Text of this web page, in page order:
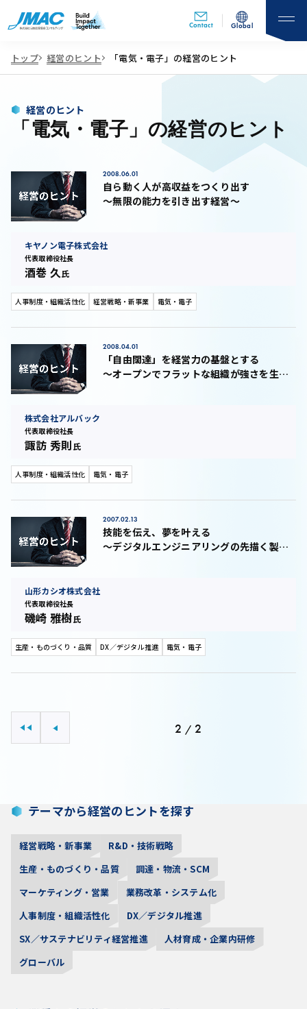
Contact Global
トップ 経営のヒント 「電気・電子」の経営のヒント
経営のヒント
「電気・電子」の経営のヒント
自ら動く人が高収益をつくり出す
～無限の能力を引き出す経営～
2008.06.01
キヤノン電子株式会社
代表取締役社長
酒巻 久氏
人事制度・組織活性化 経営戦略・新事業 電気・電子
「自由闊達」を経営力の基盤とする
～オープンでフラットな組織が強さを生み
2008.04.01
株式会社アルバック
代表取締役社長
諏訪 秀則 氏
人事制度・組織活性化 電気・電子
技能を伝え、夢を叶える
～デジタルエンジニアリングの先描く製造
2007.02.13
山形カシオ株式会社
代表取締役社長
磯崎 雅樹氏
生産・ものづくり・品質 DX／デジタル推進 電気・電子
最初へ 前へ 2 / 2
テーマから経営のヒントを探す
経営戦略・新事業
R&D・技術戦略
生産・ものづくり・品質
調達・物流・SCM
マーケティング・営業
業務改革・システム化
人事制度・組織活性化
DX／デジタル推進
SX／サステナビリティ経営推進
人材育成・企業内研修
グローバル